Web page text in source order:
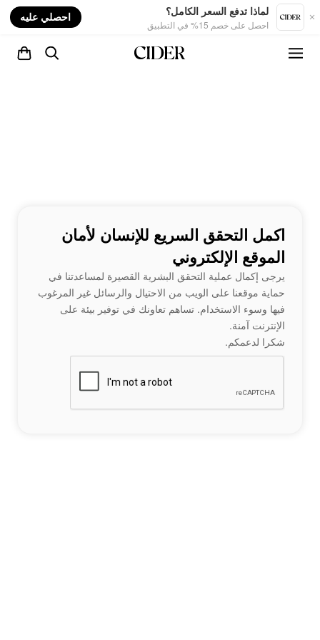
لماذا تدفع السعر الكامل؟
احصل على خصم 15% في التطبيق
احصلي عليه
اكمل التحقق السريع للإنسان لأمان
الموقع الإلكتروني
يرجى إكمال عملية التحقق البشرية القصيرة لمساعدتنا في
حماية موقعنا على الويب من الاحتيال والرسائل غير المرغوب
فيها وسوء الاستخدام. تساهم تعاونك في توفير بيئة على
الإنترنت آمنة.
شكرا لدعمكم.